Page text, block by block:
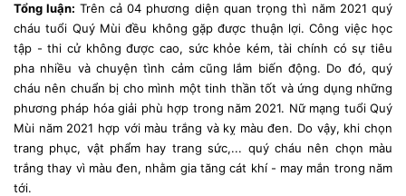
Tổng luận: Trên cả 04 phương diện quan trọng thì năm 2021 quý
cháu tuổi Quý Mùi đều không gặp được thuận lợi. Công việc học
tập - thi cử không được cao, sức khỏe kém, tài chính có sự tiêu
pha nhiều và chuyện tình cảm cũng lắm biến động. Do đó, quý
cháu nên chuẩn bị cho mình một tinh thần tốt và ứng dụng những
phương pháp hóa giải phù hợp trong năm 2021. Nữ mạng tuổi Quý
Mùi năm 2021 hợp với màu trắng và kỵ màu đen. Do vậy, khi chọn
trang phục, vật phẩm hay trang sức,... quý cháu nên chọn màu
trắng thay vì màu đen, nhằm gia tăng cát khí - may mắn trong năm
tới.